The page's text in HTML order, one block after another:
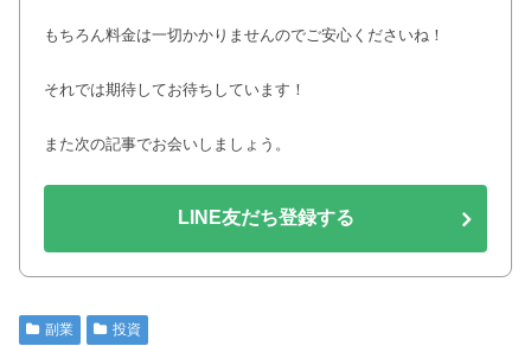
もちろん料金は一切かかりませんのでご安心くださいね！
それでは期待してお待ちしています！
また次の記事でお会いしましょう。
LINE友だち登録する
副業 投資